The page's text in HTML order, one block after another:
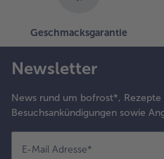
Geschmacksgarantie
Newsletter
News rund um bofrost*, Rezepte
Besuchsankündigungen sowie
E-Mail Adresse*